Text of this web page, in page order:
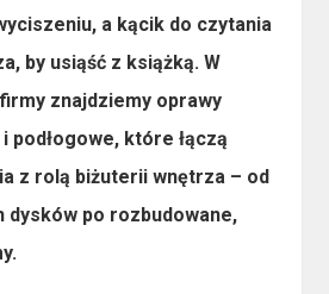
a kącik do czytania
by usiąść z książką. W
znajdziemy oprawy
podłogowe, które łączą
z rolą biżuterii wnętrza – od
dysków po rozbudowane,